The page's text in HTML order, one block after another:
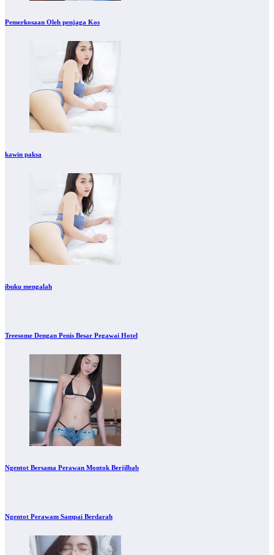
Pemerkosaan Oleh penjaga Kos
kawin paksa
ibuku mengalah
Treesome Dengan Penis Besar Pegawai Hotel
Ngentot Bersama Perawan Montok Berjilbab
Ngentot Perawam Sampai Berdarah